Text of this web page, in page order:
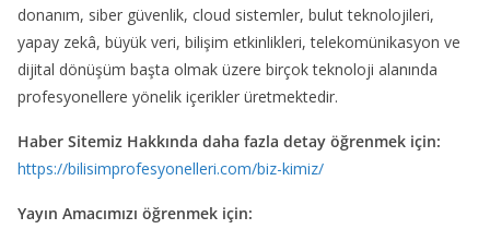
donanım, siber güvenlik, cloud sistemler, bulut teknolojileri,
yapay zekâ, büyük veri, bilişim etkinlikleri, telekomünikasyon ve
dijital dönüşüm başta olmak üzere birçok teknoloji alanında
profesyonellere yönelik içerikler üretmektedir.
Haber Sitemiz Hakkında daha fazla detay öğrenmek için:
https://bilisimprofesyonelleri.com/biz-kimiz/
Yayın Amacımızı öğrenmek için: